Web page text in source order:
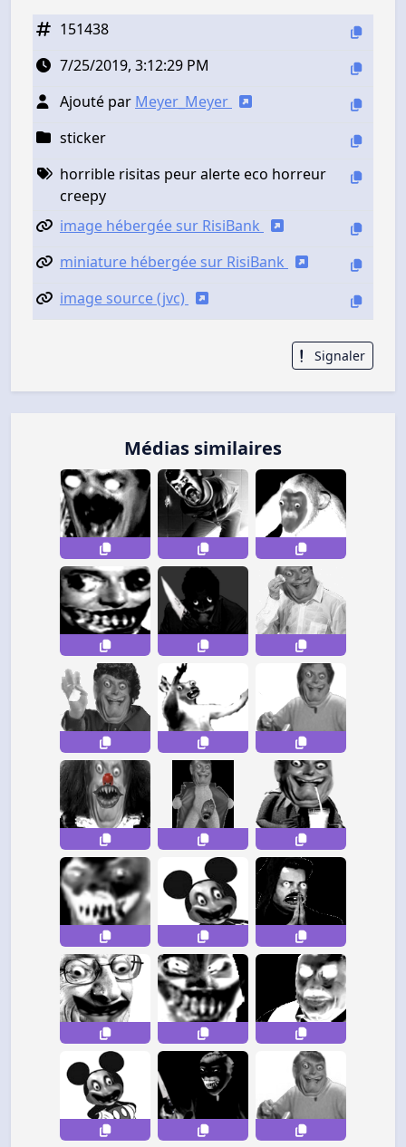
151438
7/25/2019, 3:12:29 PM
Ajouté par Meyer_Meyer
sticker
horrible risitas peur alerte eco horreur
creepy
image hébergée sur RisiBank
miniature hébergée sur RisiBank
image source (jvc)
Signaler
Médias similaires